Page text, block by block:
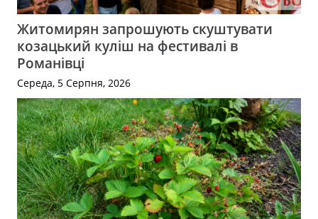
Житомирян запрошують скуштувати
козацький куліш на фестивалі в
Романівці
Середа, 5 Серпня, 2026